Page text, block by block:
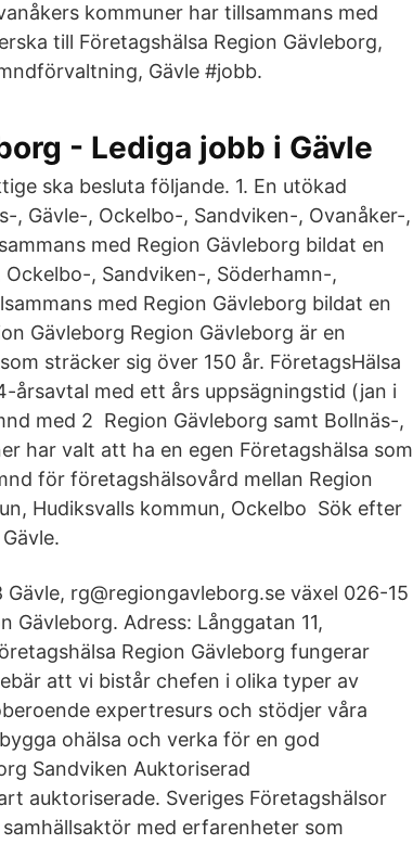
kommuner har tillsammans med
till Företagshälsa Region Gävleborg,
Gävle #jobb.
- Lediga jobb i Gävle
ska besluta följande. 1. En utökad
, Gävle-, Ockelbo-, Sandviken-, Ovanåker-,
med Region Gävleborg bildat en
, Sandviken-, Söderhamn-,
med Region Gävleborg bildat en
Gävleborg Region Gävleborg är en
sträcker sig över 150 år. FöretagsHälsa
årsavtal med ett års uppsägningstid (jan i
med 2 Region Gävleborg samt Bollnäs-,
har valt att ha en egen Företagshälsa som
för företagshälsovård mellan Region
Hudiksvalls kommun, Ockelbo Sök efter
rg@regiongavleborg.se växel 026-15
Gävleborg. Adress: Långgatan 11,
Region Gävleborg fungerar
att vi bistår chefen i olika typer av
expertresurs och stödjer våra
ohälsa och verka för en god
Sandviken Auktoriserad
auktoriserade. Sveriges Företagshälsor
med erfarenheter som